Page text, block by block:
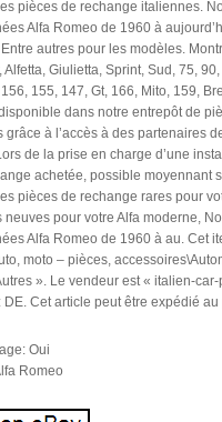
pièces de rechange italiennes.
Alfa Romeo de 1960 à
autres pour les modèles.
Alfetta, Giulietta, Sprint, Sud, 75,
155, 147, Gt, 166, Mito, 159,
dans notre entrepôt de
grâce à l’accès à des partenaires
de la prise en charge d’une
achetée, possible moyennant
pièces de rechange rares pour
neuves pour votre Alfa moderne,
Alfa Romeo de 1960 à au. Cet
moto – pièces,
». Le vendeur est « italien-
DE. Cet article peut être expédié
Oui
Romeo